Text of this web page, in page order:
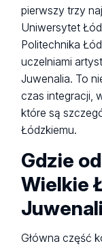
pierwszy trzy
Uniwersytet
Politechnika
uczelniami
Juwenalia. To
czas integracji,
które są
Łódzkiemu.
Gdzie
Wielkie
Główna część